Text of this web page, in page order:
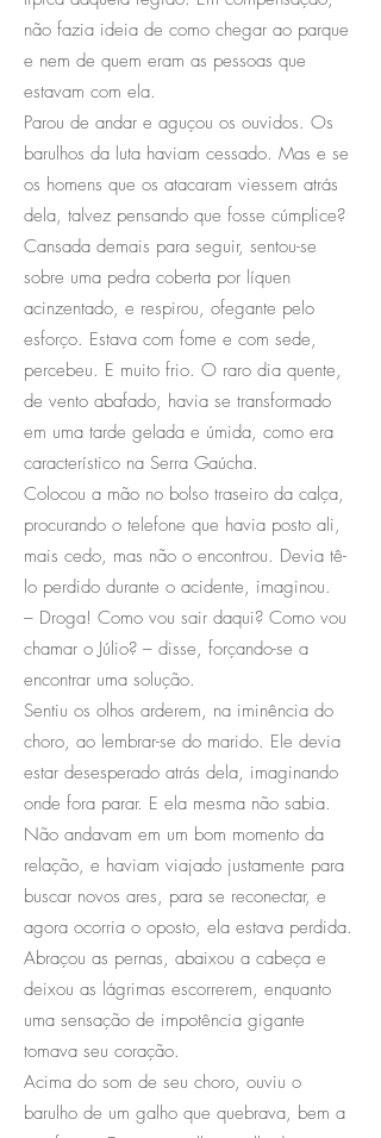
não fazia ideia de como chegar ao parque
e nem de quem eram as pessoas que
estavam com ela.
Parou de andar e aguçou os ouvidos. Os
barulhos da luta haviam cessado. Mas e se
os homens que os atacaram viessem atrás
dela, talvez pensando que fosse cúmplice?
Cansada demais para seguir, sentou-se
sobre uma pedra coberta por líquen
acinzentado, e respirou, ofegante pelo
esforço. Estava com fome e com sede,
percebeu. E muito frio. O raro dia quente,
de vento abafado, havia se transformado
em uma tarde gelada e úmida, como era
característico na Serra Gaúcha.
Colocou a mão no bolso traseiro da calça,
procurando o telefone que havia posto ali,
mais cedo, mas não o encontrou. Devia tê-
lo perdido durante o acidente, imaginou.
– Droga! Como vou sair daqui? Como vou
chamar o Júlio? – disse, forçando-se a
encontrar uma solução.
Sentiu os olhos arderem, na iminência do
choro, ao lembrar-se do marido. Ele devia
estar desesperado atrás dela, imaginando
onde fora parar. E ela mesma não sabia.
Não andavam em um bom momento da
relação, e haviam viajado justamente para
buscar novos ares, para se reconectar, e
agora ocorria o oposto, ela estava perdida.
Abraçou as pernas, abaixou a cabeça e
deixou as lágrimas escorrerem, enquanto
uma sensação de impotência gigante
tomava seu coração.
Acima do som de seu choro, ouviu o
barulho de um galho que quebrava, bem a